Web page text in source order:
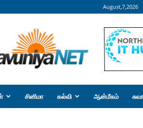
August,7,2026
சினிமா கல்வி ஆன்மீகம்